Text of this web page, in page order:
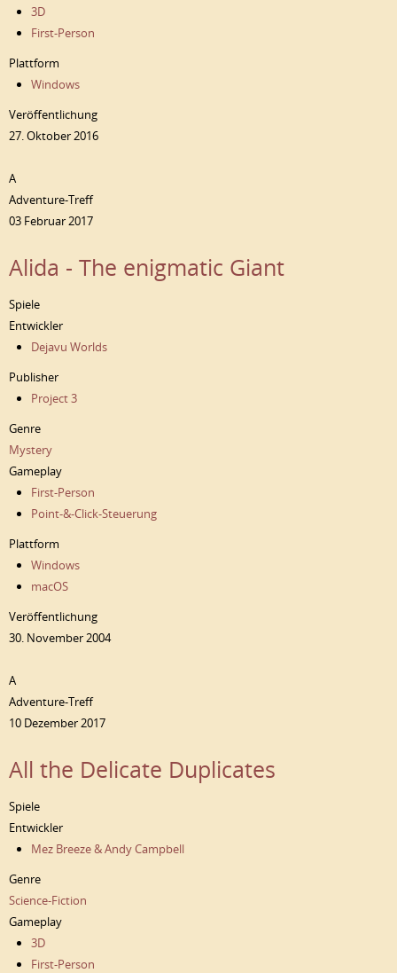
3D
First-Person
Plattform
Windows
Veröffentlichung
27. Oktober 2016
A
Adventure-Treff
03 Februar 2017
Alida - The enigmatic Giant
Spiele
Entwickler
Dejavu Worlds
Publisher
Project 3
Genre
Mystery
Gameplay
First-Person
Point-&-Click-Steuerung
Plattform
Windows
macOS
Veröffentlichung
30. November 2004
A
Adventure-Treff
10 Dezember 2017
All the Delicate Duplicates
Spiele
Entwickler
Mez Breeze & Andy Campbell
Genre
Science-Fiction
Gameplay
3D
First-Person